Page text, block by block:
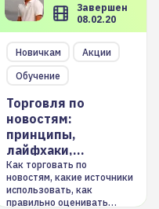
Завершен
08.02.20
Новичкам
Акции
Обучение
Торговля по
новостям:
принципы,
лайфхаки,
инструменты
Как торговать по
новостям, какие источники
использовать, как
правильно оценивать